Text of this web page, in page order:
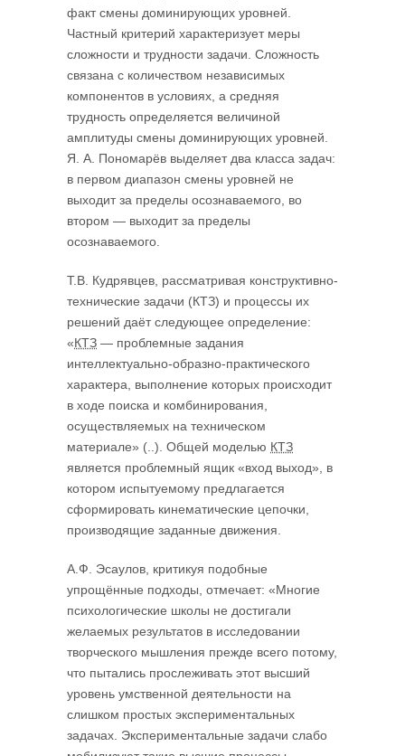
факт смены доминирующих уровней.
Частный критерий характеризует меры
сложности и трудности задачи. Сложность
связана с количеством независимых
компонентов в условиях, а средняя
трудность определяется величиной
амплитуды смены доминирующих уровней.
Я. А. Пономарёв выделяет два класса задач:
в первом диапазон смены уровней не
выходит за пределы осознаваемого, во
втором — выходит за пределы
осознаваемого.
Т.В. Кудрявцев, рассматривая конструктивно-
технические задачи (КТЗ) и процессы их
решений даёт следующее определение:
«КТЗ — проблемные задания
интеллектуально-образно-практического
характера, выполнение которых происходит
в ходе поиска и комбинирования,
осуществляемых на техническом
материале» (..). Общей моделью КТЗ
является проблемный ящик «вход выход», в
котором испытуемому предлагается
сформировать кинематические цепочки,
производящие заданные движения.
А.Ф. Эсаулов, критикуя подобные
упрощённые подходы, отмечает: «Многие
психологические школы не достигали
желаемых результатов в исследовании
творческого мышления прежде всего потому,
что пытались прослеживать этот высший
уровень умственной деятельности на
слишком простых экспериментальных
задачах. Экспериментальные задачи слабо